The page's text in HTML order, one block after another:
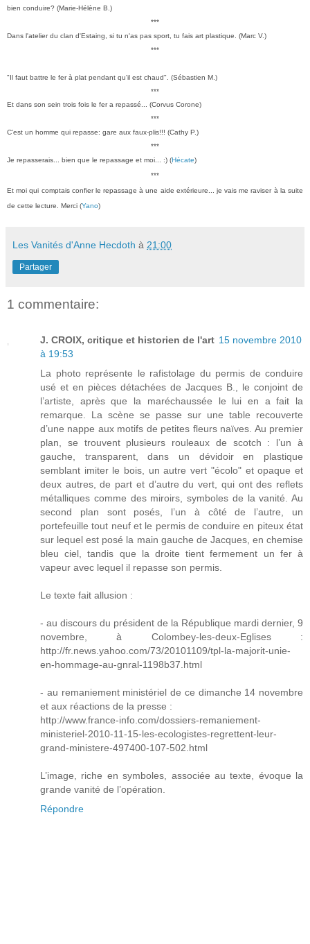
bien conduire? (Marie-Hélène B.)
***
Dans l'atelier du clan d'Estaing, si tu n'as pas sport, tu fais art plastique. (Marc V.)
***
"Il faut battre le fer à plat pendant qu'il est chaud". (Sébastien M.)
***
Et dans son sein trois fois le fer a repassé... (Corvus Corone)
***
C'est un homme qui repasse: gare aux faux-plis!!! (Cathy P.)
***
Je repasserais... bien que le repassage et moi... :) (Hécate)
***
Et moi qui comptais confier le repassage à une aide extérieure... je vais me raviser à la suite
de cette lecture. Merci (Yano)
Les Vanités d'Anne Hecdoth à 21:00
Partager
1 commentaire:
J. CROIX, critique et historien de l'art 15 novembre 2010
à 19:53
La photo représente le rafistolage du permis de conduire
usé et en pièces détachées de Jacques B., le conjoint de
l’artiste, après que la maréchaussée le lui en a fait la
remarque. La scène se passe sur une table recouverte
d’une nappe aux motifs de petites fleurs naïves. Au premier
plan, se trouvent plusieurs rouleaux de scotch : l’un à
gauche, transparent, dans un dévidoir en plastique
semblant imiter le bois, un autre vert "écolo" et opaque et
deux autres, de part et d’autre du vert, qui ont des reflets
métalliques comme des miroirs, symboles de la vanité. Au
second plan sont posés, l’un à côté de l’autre, un
portefeuille tout neuf et le permis de conduire en piteux état
sur lequel est posé la main gauche de Jacques, en chemise
bleu ciel, tandis que la droite tient fermement un fer à
vapeur avec lequel il repasse son permis.
Le texte fait allusion :
- au discours du président de la République mardi dernier, 9
novembre, à Colombey-les-deux-Eglises :
http://fr.news.yahoo.com/73/20101109/tpl-la-majorit-unie-
en-hommage-au-gnral-1198b37.html
- au remaniement ministériel de ce dimanche 14 novembre
et aux réactions de la presse :
http://www.france-info.com/dossiers-remaniement-
ministeriel-2010-11-15-les-ecologistes-regrettent-leur-
grand-ministere-497400-107-502.html
L’image, riche en symboles, associée au texte, évoque la
grande vanité de l’opération.
Répondre